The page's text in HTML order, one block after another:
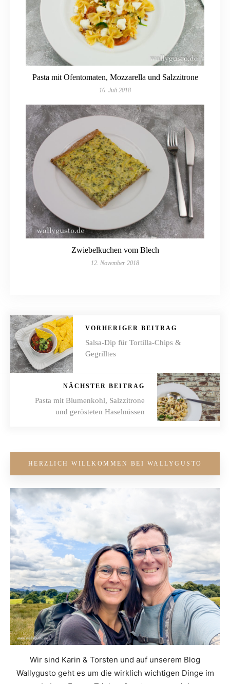
Pasta mit Ofentomaten, Mozzarella und Salzzitrone
16. Juli 2018
Zwiebelkuchen vom Blech
12. November 2018
VORHERIGER BEITRAG
Salsa-Dip für Tortilla-Chips &
Gegrilltes
NÄCHSTER BEITRAG
Pasta mit Blumenkohl, Salzzitrone
und gerösteten Haselnüssen
HERZLICH WILLKOMMEN BEI WALLYGUSTO
Wir sind Karin & Torsten und auf unserem Blog
Wallygusto geht es um die wirklich wichtigen Dinge im